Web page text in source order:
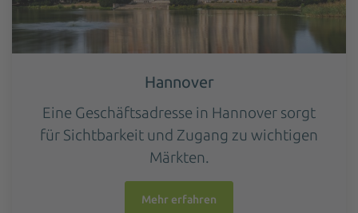
Hannover
Eine Geschäftsadresse in Hannover sorgt
für Sichtbarkeit und Zugang zu wichtigen
Märkten.
Mehr erfahren